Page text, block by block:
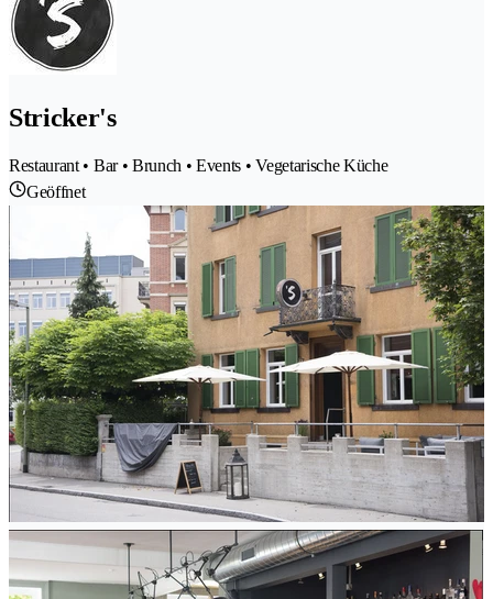
Stricker's
Restaurant • Bar • Brunch • Events • Vegetarische Küche
Geöffnet